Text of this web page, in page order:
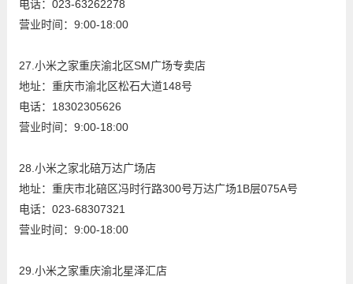
电话：023-63262278
营业时间：9:00-18:00
27.小米之家重庆渝北区SM广场专卖店
地址：重庆市渝北区松石大道148号
电话：18302305626
营业时间：9:00-18:00
28.小米之家北碚万达广场店
地址：重庆市北碚区冯时行路300号万达广场1B层075A号
电话：023-68307321
营业时间：9:00-18:00
29.小米之家重庆渝北星泽汇店